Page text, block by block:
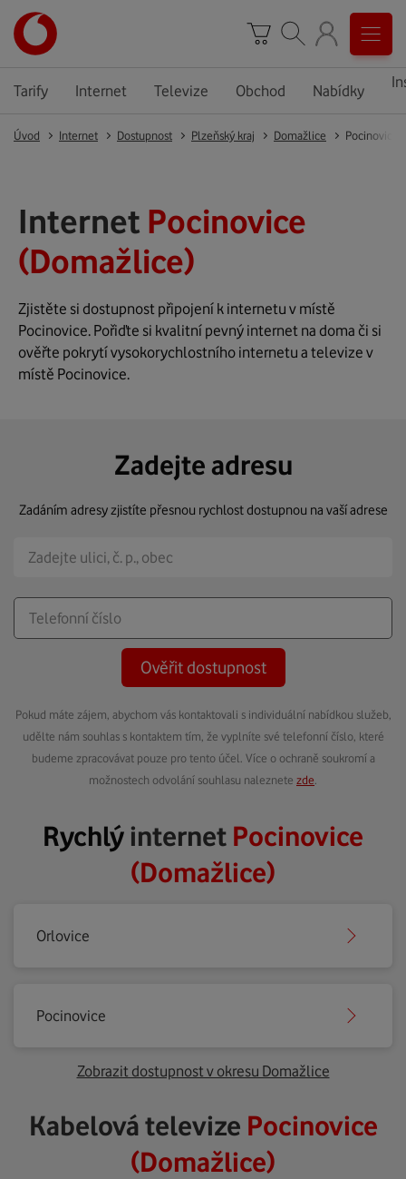
Tarify Internet Televize Obchod Nabídky
Úvod Internet Dostupnost Plzeňský kraj Domažlice Pocinovice
Internet Pocinovice
(Domažlice)
Zjistěte si dostupnost připojení k internetu v místě
Pocinovice. Pořiďte si kvalitní pevný internet na doma či si
ověřte pokrytí vysokorychlostního internetu a televize v
místě Pocinovice.
Zadejte adresu
Zadáním adresy zjistíte přesnou rychlost dostupnou na vaší adrese
Ověřit dostupnost
Pokud máte zájem, abychom vás kontaktovali s individuální nabídkou služeb,
udělte nám souhlas s kontaktem tím, že vyplníte své telefonní číslo, které
budeme zpracovávat pouze pro tento účel. Více o ochraně soukromí a
možnostech odvolání souhlasu naleznete zde
Rychlýinternet Pocinovice
(Domažlice)
Orlovice
Pocinovice
Zobrazit dostupnost v okresu Domažlice
Kabelová televize Pocinovice
(Domažlice)